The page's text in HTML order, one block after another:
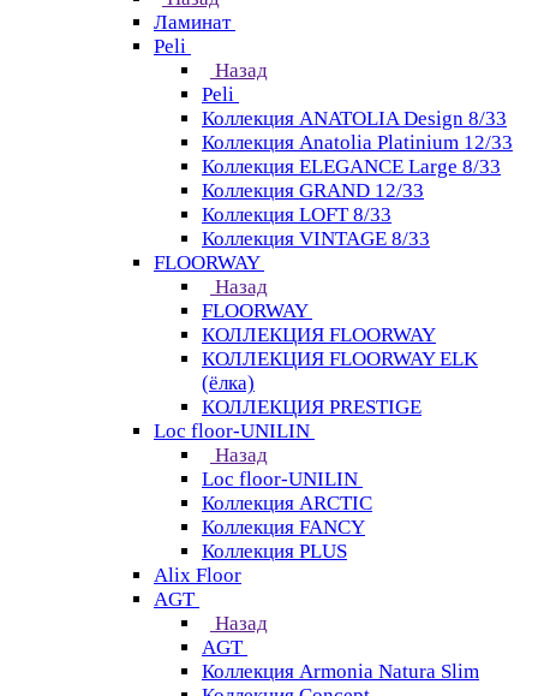
Ламинат
Peli
Назад
Peli
Коллекция ANATOLIA Design 8/33
Коллекция Anatolia Platinium 12/33
Коллекция ELEGANCE Large 8/33
Коллекция GRAND 12/33
Коллекция LOFT 8/33
Коллекция VINTAGE 8/33
FLOORWAY
Назад
FLOORWAY
КОЛЛЕКЦИЯ FLOORWAY
КОЛЛЕКЦИЯ FLOORWAY ELK
(ёлка)
КОЛЛЕКЦИЯ PRESTIGE
Loс floor-UNILIN
Назад
Loс floor-UNILIN
Коллекция ARCTIС
Коллекция FANCY
Коллекция PLUS
Alix Floor
AGT
Назад
AGT
Коллекция Armonia Natura Slim